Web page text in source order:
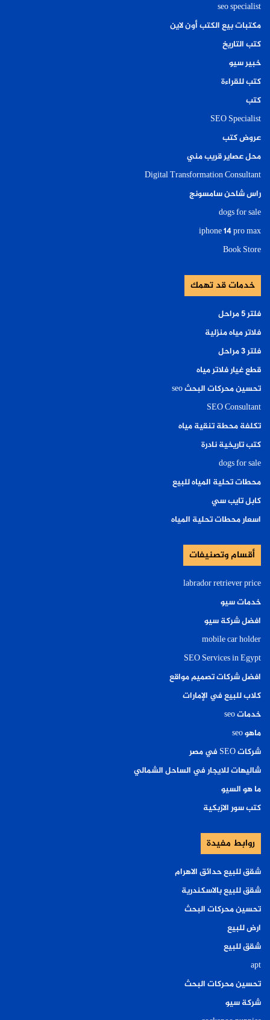
seo specialist
مكتبات بيع الكتب أون لاين
كتب التاريخ
خبير سيو
كتب للقراءة
كتب
SEO Specialist
عروض كتب
محل عصاير قريب مني
Digital Transformation Consultant
راس شاحن سامسونج
dogs for sale
iphone 14 pro max
Book Store
خدمات قد تهمك
فلتر ٥ مراحل
فلاتر مياه منزلية
فلتر ٣ مراحل
قطع غيار فلاتر مياه
تحسين محركات البحث seo
SEO Consultant
تكلفة محطة تنقية مياه
كتب تاريخية نادرة
dogs for sale
محطات تحلية المياه للبيع
كابل تايب سي
اسعار محطات تحلية المياه
أقسام وتصنيفات
labrador retriever price
خدمات سيو
افضل شركة سيو
mobile car holder
SEO Services in Egypt
افضل شركات تصميم مواقع
كلاب للبيع في الإمارات
خدمات seo
ماهو seo
شركات SEO في مصر
شاليهات للايجار في الساحل الشمالي
ما هو السيو
كتب سور الازبكية
روابط مفيدة
شقق للبيع حدائق الاهرام
شقق للبيع بالاسكندرية
تحسين محركات البحث
ارض للبيع
شقق للبيع
apt
تحسين محركات البحث
شركة سيو